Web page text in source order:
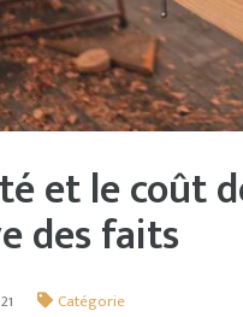
et le coût
des faits
Catégorie